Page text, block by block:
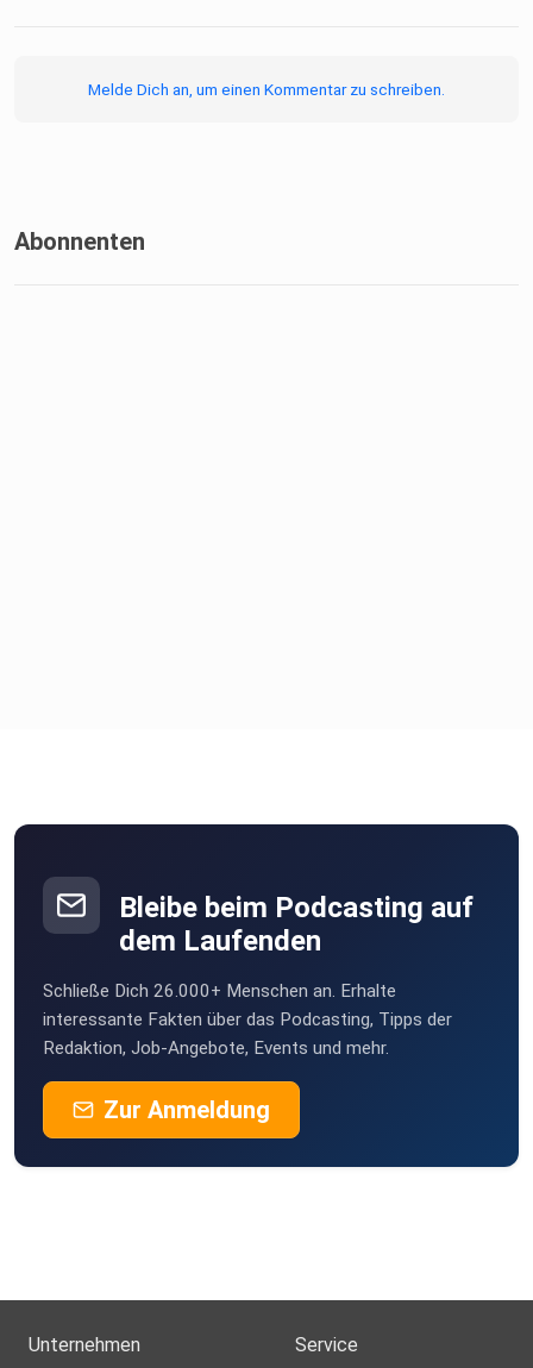
Melde Dich an, um einen Kommentar zu schreiben.
Abonnenten
Bleibe beim Podcasting auf
dem Laufenden
Schließe Dich 26.000+ Menschen an. Erhalte
interessante Fakten über das Podcasting, Tipps der
Redaktion, Job-Angebote, Events und mehr.
Zur Anmeldung
Unternehmen Service